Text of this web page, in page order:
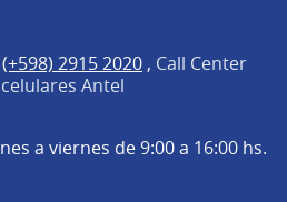
(+598) 2915 2020 , Call Center
Antel
a viernes de 9:00 a 16:00 hs.